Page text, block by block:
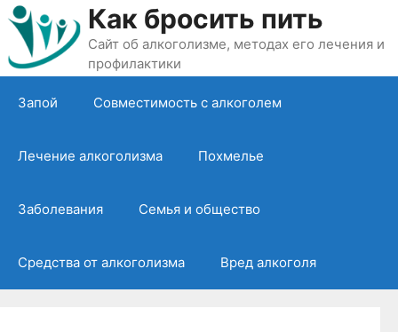
Перейти
содержимому
Как бросить пить
Сайт об алкоголизме, методах его лечения и
профилактики
Запой Совместимость с алкоголем
Лечение алкоголизма Похмелье
Заболевания Семья и общество
Средства от алкоголизма Вред алкоголя